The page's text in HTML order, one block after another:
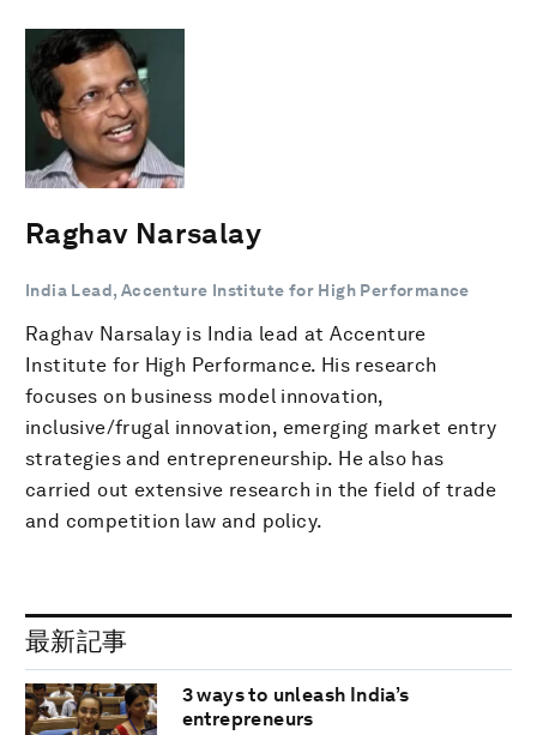
Raghav Narsalay
India Lead, Accenture Institute for High Performance
Raghav Narsalay is India lead at Accenture
Institute for High Performance. His research
focuses on business model innovation,
inclusive/frugal innovation, emerging market entry
strategies and entrepreneurship. He also has
carried out extensive research in the field of trade
and competition law and policy.
最新記事
3 ways to unleash India’s
entrepreneurs